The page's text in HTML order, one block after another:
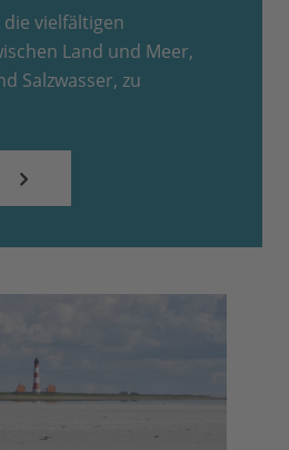
vielfältigen
Land und Meer,
Salzwasser, zu